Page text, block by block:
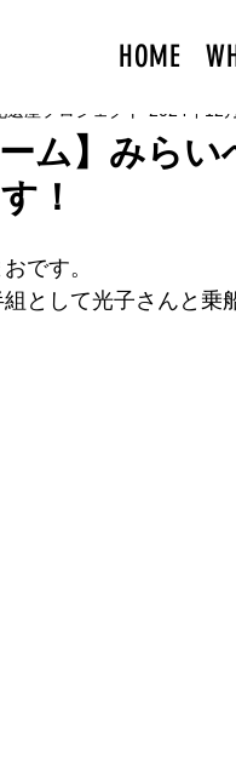
HOME
ーム】みら
！
産プロジェクト 2024年12
です。
として光子さんと乗